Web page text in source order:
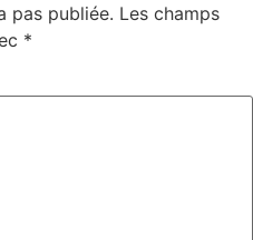
pas publiée. Les champs
*